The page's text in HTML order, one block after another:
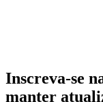
Inscreva-se
manter